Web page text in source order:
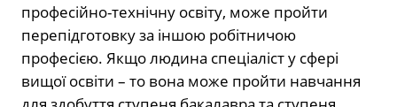
професійно-технічну освіту, може пройти
перепідготовку за іншою робітничою
професією. Якщо людина спеціаліст у сфері
вищої освіти – то вона може пройти навчання